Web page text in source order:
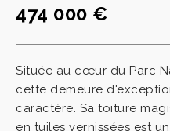
474 000 €
Située au cœur du Parc
cette demeure
caractère. Sa toiture
en tuiles vernissées est